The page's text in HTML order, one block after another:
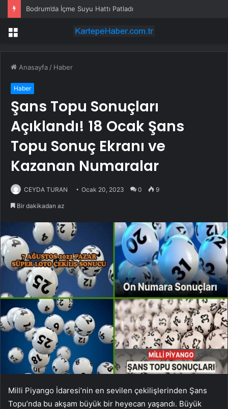
Bodrum’da İçme Suyu Hattı Patladı
Menü
Anasayfa / Haber
Haber
Şans Topu Sonuçları
Açıklandı! 18 Ocak Şans
Topu Sonuç Ekranı ve
Kazanan Numaralar
CEYDA TURAN Ocak 20, 2023 0 9
Bir dakikadan az
Milli Piyango İdaresi’nin en sevilen çekilişlerinden Şans
Topu’nda bu akşam büyük bir heyecan yaşandı. Büyük